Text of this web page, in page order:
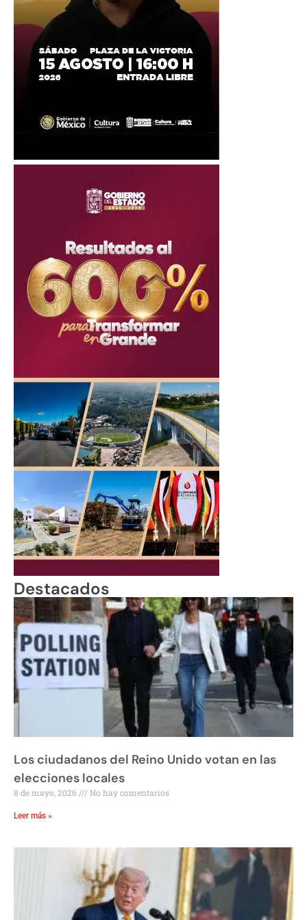
Destacados
Los ciudadanos del Reino Unido votan en las
elecciones locales
8 de mayo, 2026 No hay comentarios
Leer más »